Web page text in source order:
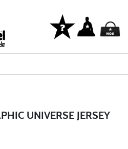
UNIVERSE JERSEY